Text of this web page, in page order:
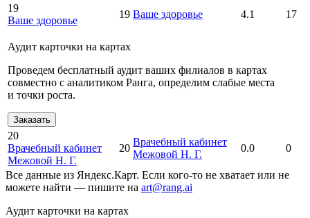
19
Ваше здоровье
19 Ваше здоровье 4.1 17
Аудит карточки на картах
Проведем бесплатный аудит ваших филиалов в картах
совместно с аналитиком Ранга, определим слабые места
и точки роста.
Заказать
20
Врачебный кабинет
Межовой Н. Г.
20
Врачебный кабинет
Межовой Н. Г.
0.0 0
Все данные из Яндекс.Карт. Если кого-то не хватает или не
можете найти — пишите на art@rang.ai
Аудит карточки на картах